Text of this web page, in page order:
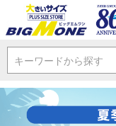
キーワードから探す